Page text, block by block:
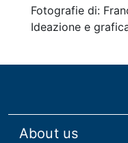
Fotografie di:
Ideazione e
About us